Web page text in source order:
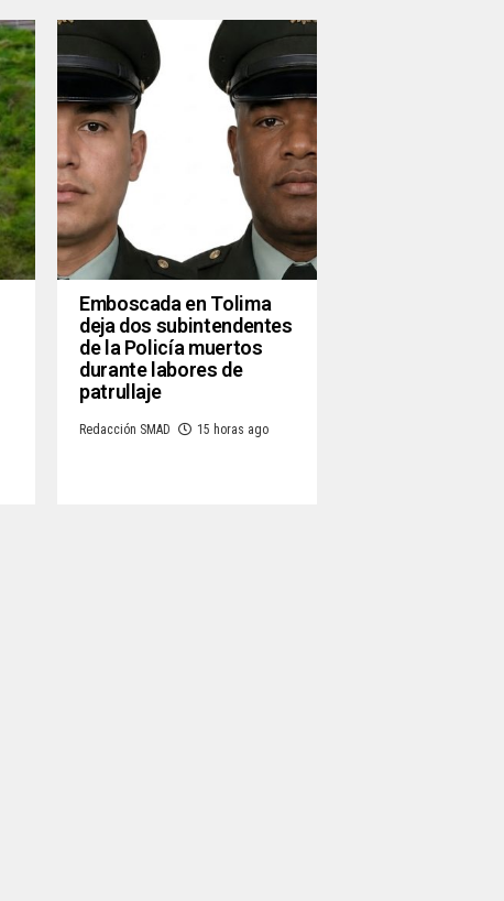
Emboscada en Tolima
deja dos subintendentes
de la Policía muertos
durante labores de
patrullaje
Redacción SMAD 15 horas ago